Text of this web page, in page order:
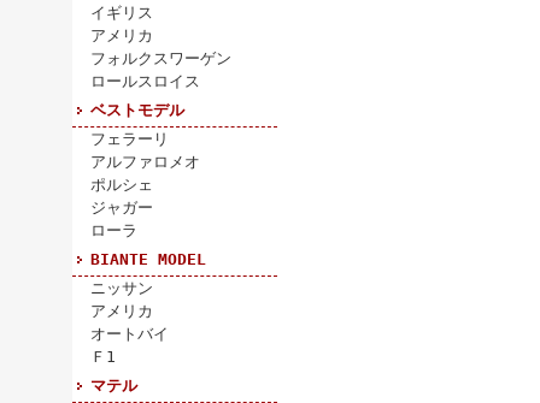
イギリス
アメリカ
フォルクスワーゲン
ロールスロイス
ベストモデル
フェラーリ
アルファロメオ
ポルシェ
ジャガー
ローラ
BIANTE MODEL
ニッサン
アメリカ
オートバイ
Ｆ1
マテル